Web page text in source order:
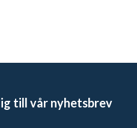
till vår nyhetsbrev